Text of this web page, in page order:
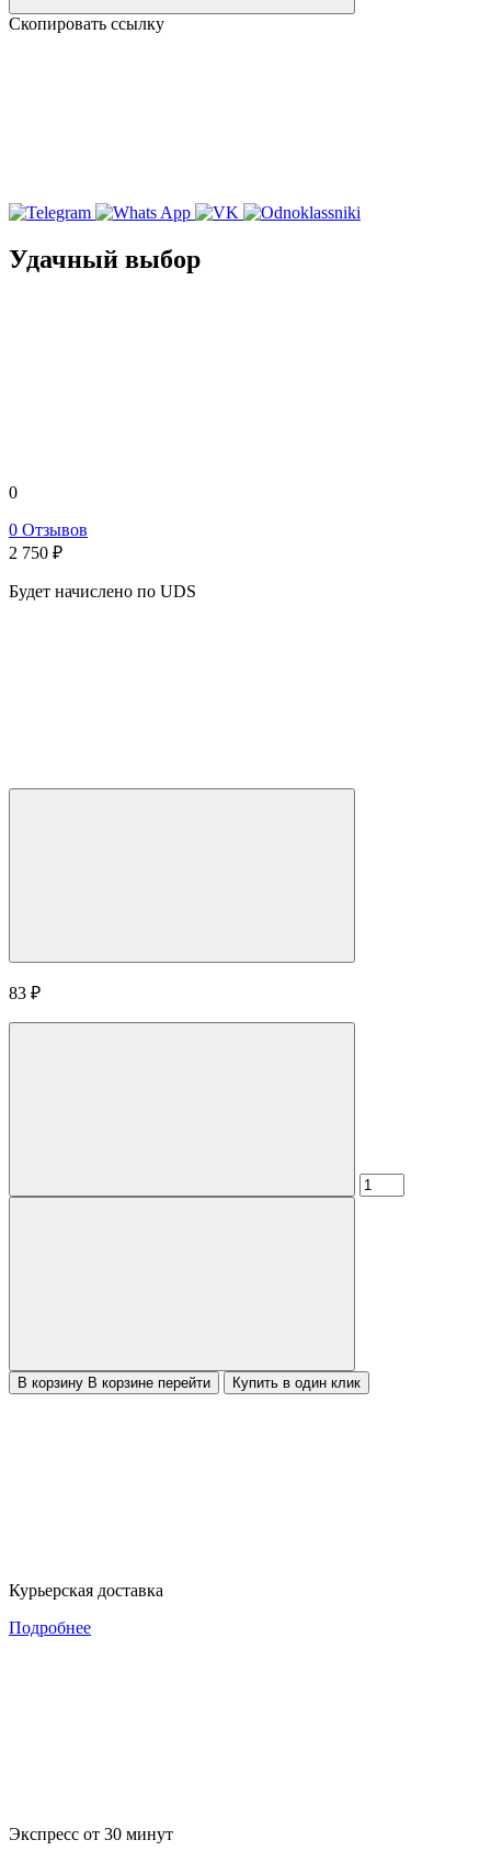
Скопировать ссылку
Удачный выбор
0
0 Отзывов
2 750 ₽
Будет начислено по UDS
83 ₽
В корзину В корзине перейти Купить в один клик
Курьерская доставка
Подробнее
Экспресс от 30 минут